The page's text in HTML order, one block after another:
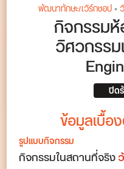
พัฒนาทักษะ/เวิร์กชอป•
กิจกรรม
วิศวกรรม
ปิด
ข้อมูลเบื้อ
รูปแบบกิจกรรม
กิจกรรมในสถานที่จริง